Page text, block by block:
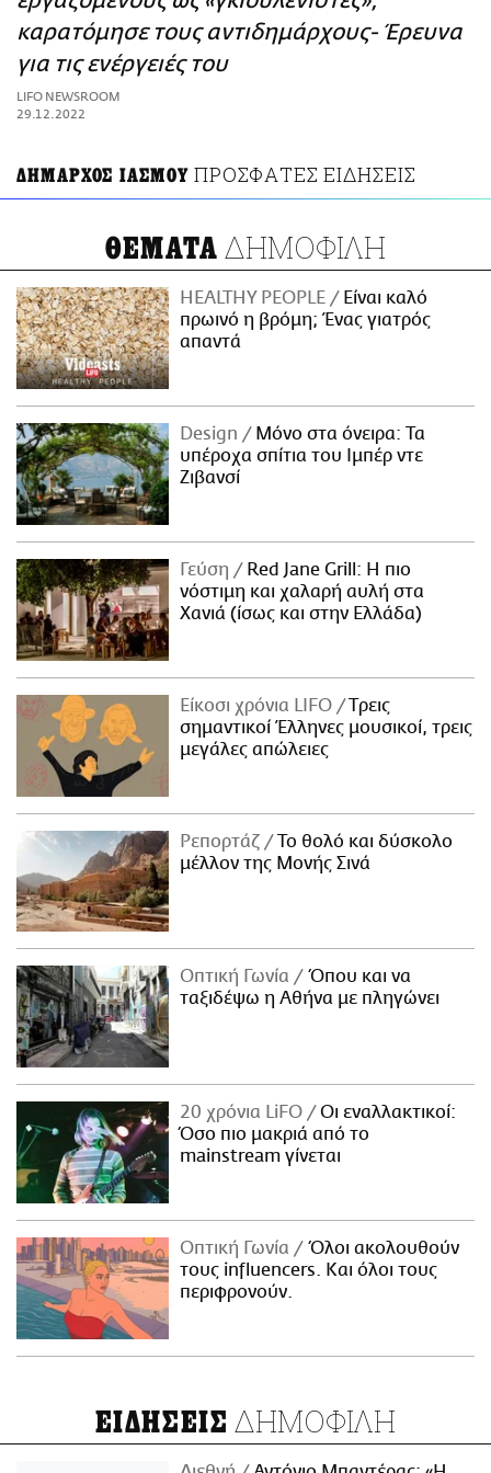
ΑΜΠΑ
PRINT
καρατόμησε τους αντιδημάρχους- Έρευνα
για τις ενέργειές του
LIFO NEWSROOM
29.12.2022
ΔΗΜΑΡΧΟΣ ΙΑΣΜΟΥ ΠΡΟΣΦΑΤΕΣ ΕΙΔΗΣΕΙΣ
ΘΕΜΑΤΑ ΔΗΜΟΦΙΛΗ
HEALTHY PEOPLE
Είναι καλό
πρωινό η βρόμη; Ένας γιατρός
απαντά
Design
Μόνο στα όνειρα: Τα
υπέροχα σπίτια του Ιμπέρ ντε
Ζιβανσί
Γεύση
Red Jane Grill: Η πιο
νόστιμη και χαλαρή αυλή στα
Χανιά (ίσως και στην Ελλάδα)
Είκοσι χρόνια LIFO
Tρεις
σημαντικοί Έλληνες μουσικοί, τρεις
μεγάλες απώλειες
Ρεπορτάζ
Το θολό και δύσκολο
μέλλον της Μονής Σινά
Οπτική Γωνία
Όπου και να
ταξιδέψω η Αθήνα με πληγώνει
20 χρόνια LiFO
Οι εναλλακτικοί:
Όσο πιο μακριά από το
mainstream γίνεται
Οπτική Γωνία
Όλοι ακολουθούν
τους influencers. Και όλοι τους
περιφρονούν.
ΕΙΔΗΣΕΙΣ ΔΗΜΟΦΙΛΗ